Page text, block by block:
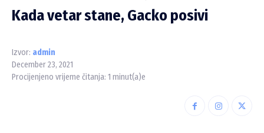
Kada vetar stane, Gacko posivi
Izvor: admin
December 23, 2021
Procijenjeno vrijeme čitanja: 1 minut(a)e